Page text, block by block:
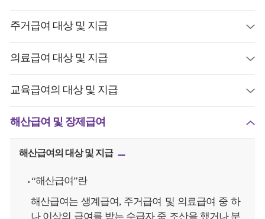
주거급여 대상 및 지급
의료급여 대상 및 지급
교육급여의 대상 및 지급
해산급여 및 장제급여
해산급여의 대상 및 지급
“해산급여”란
해산급여는 생계급여, 주거급여 및 의료급여 중 하
나 이상의 급여를 받는 수급자 중 조산을 했거나 분